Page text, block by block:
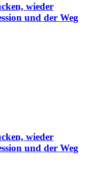
wieder
und der Weg
wieder
und der Weg